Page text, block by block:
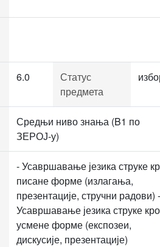
6.0
Статус
предмета
Средњи ниво знања (B1 по
ЗЕРОЈ-у)
- Усавршавање језика струке
писане форме (излагања,
презентације, стручни радови) -
Усавршавање језика струке
усмене форме (експозеи,
дискусије, презентације)